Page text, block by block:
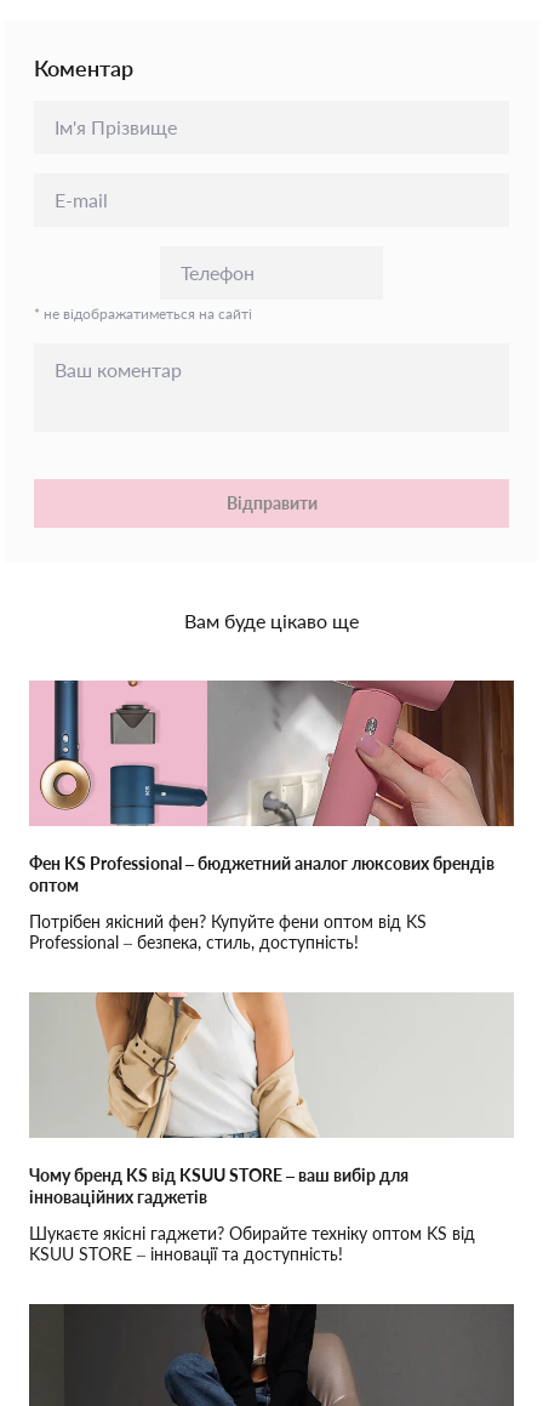
Коментар
* не відображатиметься на сайті
Відправити
Вам буде цікаво ще
Фен KS Professional – бюджетний аналог люксових брендів
оптом
Потрібен якісний фен? Купуйте фени оптом від KS
Professional – безпека, стиль, доступність!
Чому бренд KS від KSUU STORE – ваш вибір для
інноваційних гаджетів
Шукаєте якісні гаджети? Обирайте техніку оптом KS від
KSUU STORE – інновації та доступність!